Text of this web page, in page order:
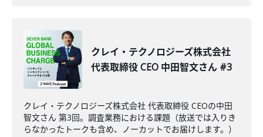
クレイ・テクノロジーズ株式会社
代表取締役 CEO 中田智文さん #3
クレイ・テクノロジーズ株式会社 代表取締役 CEOの中田
智文さん 第3回。調査業務における課題（放送では入りき
らなかったトークも含め、ノーカットでお届けします。）